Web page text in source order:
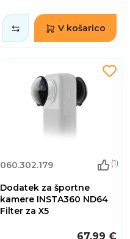
V košarico
060.302.179 (1)
Dodatek za športne
kamere INSTA360 ND64
Filter za X5
67,99 €